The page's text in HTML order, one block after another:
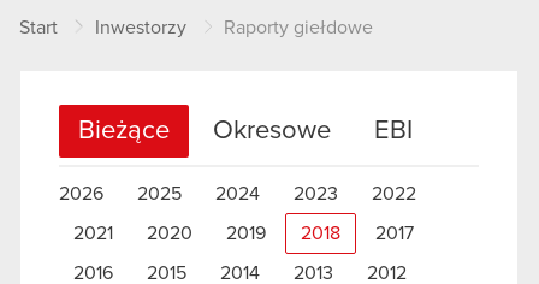
Start Inwestorzy Raporty giełdowe
Bieżące Okresowe EBI
2026 2025 2024 2023 2022
2021 2020 2019 2018 2017
2016 2015 2014 2013
2012